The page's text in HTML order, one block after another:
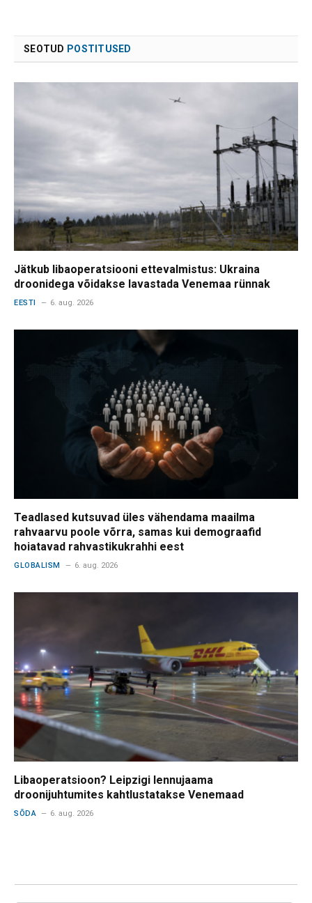
SEOTUD POSTITUSED
Jätkub libaoperatsiooni ettevalmistus: Ukraina
droonidega võidakse lavastada Venemaa rünnak
EESTI 6. aug. 2026
Teadlased kutsuvad üles vähendama maailma
rahvaarvu poole võrra, samas kui demograafid
hoiatavad rahvastikukrahhi eest
GLOBALISM 6. aug. 2026
Libaoperatsioon? Leipzigi lennujaama
droonijuhtumites kahtlustatakse Venemaad
SÕDA 6. aug. 2026